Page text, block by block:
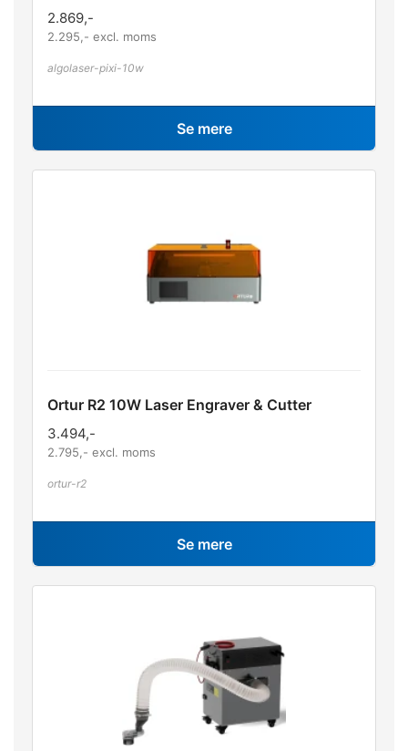
2.869,-
2.295 ,- excl. moms
algolaser-pixi-10w
Se mere
Ortur R2 10W Laser Engraver & Cutter
3.494,-
2.795 ,- excl. moms
ortur-r2
Se mere